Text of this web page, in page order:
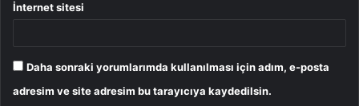
İnternet sitesi
Daha sonraki yorumlarımda kullanılması için adım, e-posta
adresim ve site adresim bu tarayıcıya kaydedilsin.